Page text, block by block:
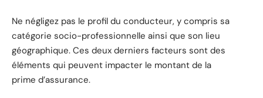
Ne négligez pas le profil du conducteur, y compris sa
catégorie socio-professionnelle ainsi que son lieu
géographique. Ces deux derniers facteurs sont des
éléments qui peuvent impacter le montant de la
prime d’assurance.